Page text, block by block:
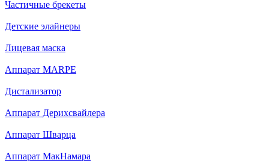
Частичные брекеты
Детские элайнеры
Лицевая маска
Аппарат MARPE
Дистализатор
Аппарат Дерихсвайлера
Аппарат Шварца
Аппарат МакНамара